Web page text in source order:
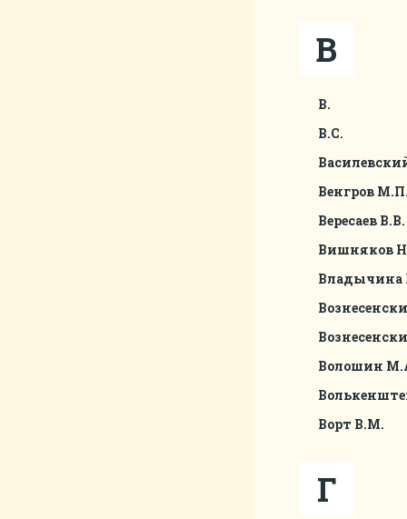
В
В.
В.С.
Венгров
Вересаев В.В.
Вишняков
Владычина
Волошин
Ворт В.М.
Г